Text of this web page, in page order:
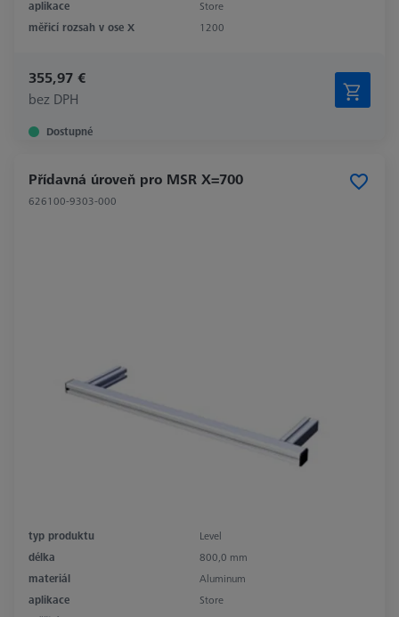
aplikace
Store
měřicí rozsah v ose X
1200
355,97 €
bez DPH
Dostupné
Přídavná úroveň pro MSR X=700
626100-9303-000
typ produktu
Level
délka
800,0 mm
materiál
Aluminum
aplikace
Store